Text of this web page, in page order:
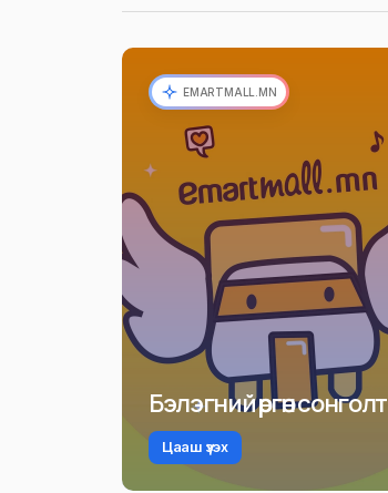
EMARTMALL.MN
Бэлэгний өргөн сонголт
Цааш үзэх